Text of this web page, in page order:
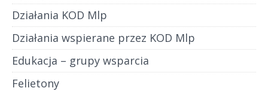
Działania KOD Mlp
Działania wspierane przez KOD Mlp
Edukacja – grupy wsparcia
Felietony